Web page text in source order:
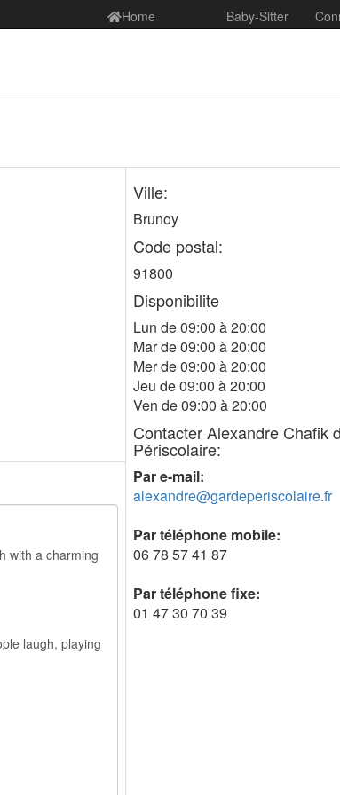
Home Baby-Sitter
Ville:
Brunoy
Code postal:
91800
Disponibilite
Lun de 09:00 à 20:00
Mar de 09:00 à 20:00
Mer de 09:00 à 20:00
Jeu de 09:00 à 20:00
Ven de 09:00 à 20:00
Contacter Alexandre Chafik
Périscolaire:
Par e-mail:
alexandre@gardeperiscolaire.fr
Par téléphone mobile:
06 78 57 41 87
Par téléphone fixe:
01 47 30 70 39